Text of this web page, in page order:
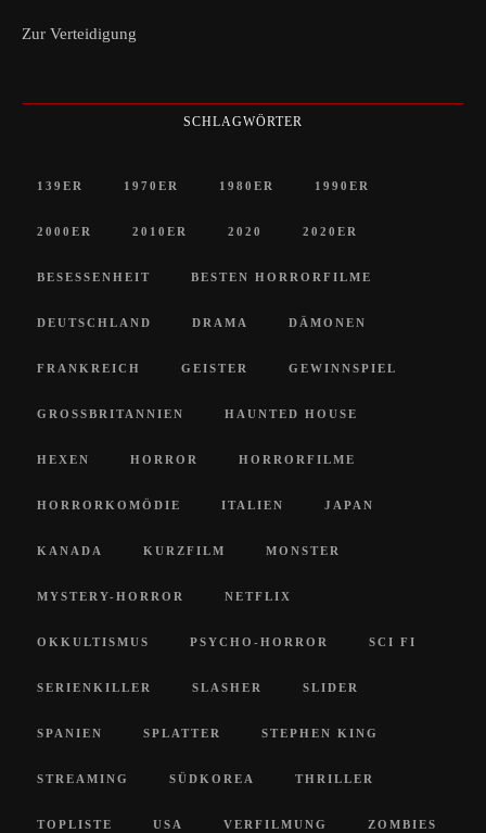
Zur Verteidigung
SCHLAGWÖRTER
139ER 1970ER 1980ER 1990ER
2000ER 2010ER 2020 2020ER
BESESSENHEIT BESTEN HORRORFILME
DEUTSCHLAND DRAMA DÄMONEN
FRANKREICH GEISTER GEWINNSPIEL
GROSSBRITANNIEN HAUNTED HOUSE
HEXEN HORROR HORRORFILME
HORRORKOMÖDIE ITALIEN JAPAN
KANADA KURZFILM MONSTER
MYSTERY-HORROR NETFLIX
OKKULTISMUS PSYCHO-HORROR SCI FI
SERIENKILLER SLASHER SLIDER
SPANIEN SPLATTER STEPHEN KING
STREAMING SÜDKOREA THRILLER
TOPLISTE USA VERFILMUNG ZOMBIES